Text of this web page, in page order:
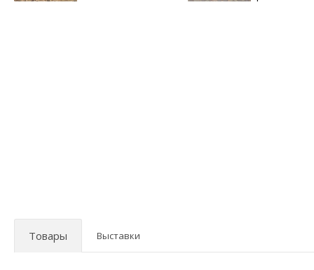
Товары Выставки